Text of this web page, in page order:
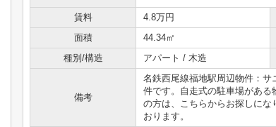
賃料 4.8万円
面積
44.34㎡
種別/構造
アパート / 木造
備考
名鉄西尾線福地駅周辺物件：サ
件です。自走式の駐車場がある
の方は、こちらからお探しに
おります。